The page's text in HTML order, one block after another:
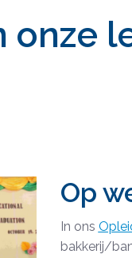
onze
Op
In ons
bakkerij/